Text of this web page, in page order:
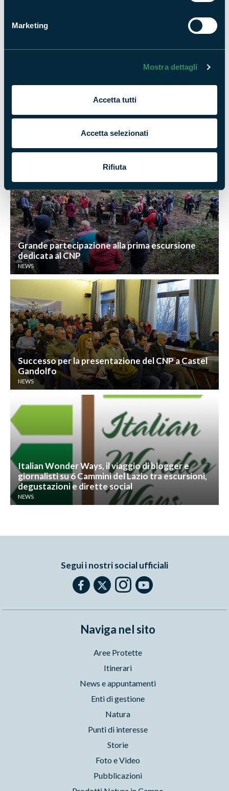
Marketing
Mostra dettagli
Accetta tutti
Accetta selezionati
Rifiuta
tracciato
NEWS
Grande partecipazione alla prima escursione
dedicata al CNP
NEWS
Successo per la presentazione del CNP a Castel
Gandolfo
NEWS
Italian Wonder Ways, il viaggio di blogger e
giornalisti su 6 Cammini del Lazio tra escursioni,
degustazioni e dirette social
NEWS
Segui i nostri social ufficiali
Naviga nel sito
Aree Protette
Itinerari
News e appuntamenti
Enti di gestione
Natura
Punti di interesse
Storie
Foto e Video
Pubblicazioni